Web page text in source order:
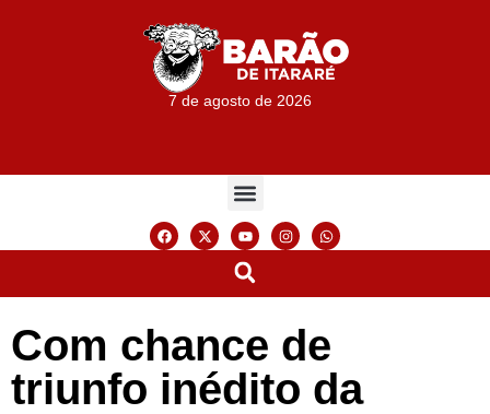
7 de agosto de 2026
Com chance de
triunfo inédito da